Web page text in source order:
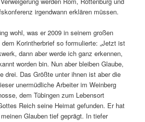
irgendwann erklären müssen.
wohl, was er 2009 in seinem großen
Korintherbrief so formulierte: „Jetzt ist
dann aber werde ich ganz erkennen,
worden bin. Nun aber bleiben Glaube,
drei. Das Größte unter ihnen ist aber die
unermüdliche Arbeiter im Weinberg
dem Tübingen zum Lebensort
Reich seine Heimat gefunden. Er hat
Glauben tief geprägt. In tiefer